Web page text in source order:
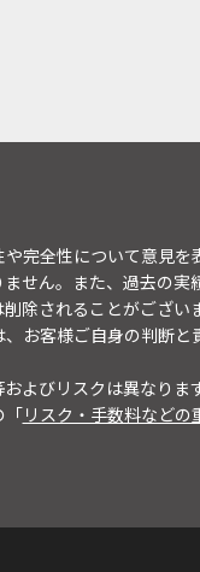
完全性について意見を
せん。また、過去の実
除されることがござい
お客様ご自身の判断と
よびリスクは異なりま
「リスク・手数料などの